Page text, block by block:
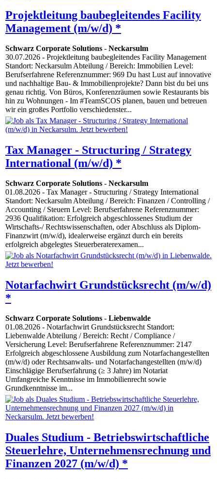
Projektleitung baubegleitendes Facility
Management (m/w/d) *
Schwarz Corporate Solutions - Neckarsulm
30.07.2026 - Projektleitung baubegleitendes Facility Management
Standort: Neckarsulm Abteilung / Bereich: Immobilien Level:
Berufserfahrene Referenznummer: 969 Du hast Lust auf innovative
und nachhaltige Bau- & Immobilienprojekte? Dann bist du bei uns
genau richtig. Von Büros, Konferenzräumen sowie Restaurants bis
hin zu Wohnungen - Im #TeamSCOS planen, bauen und betreuen
wir ein großes Portfolio verschiedenster...
Tax Manager - Structuring / Strategy
International (m/w/d) *
Schwarz Corporate Solutions - Neckarsulm
01.08.2026 - Tax Manager - Structuring / Strategy International
Standort: Neckarsulm Abteilung / Bereich: Finanzen / Controlling /
Accounting / Steuern Level: Berufserfahrene Referenznummer:
2936 Qualifikation: Erfolgreich abgeschlossenes Studium der
Wirtschafts-/ Rechtswissenschaften, oder Abschluss als Diplom-
Finanzwirt (m/w/d), idealerweise ergänzt durch ein bereits
erfolgreich abgelegtes Steuerberaterexamen...
Notarfachwirt Grundstücksrecht (m/w/d)
*
Schwarz Corporate Solutions - Liebenwalde
01.08.2026 - Notarfachwirt Grundstücksrecht Standort:
Liebenwalde Abteilung / Bereich: Recht / Compliance /
Versicherung Level: Berufserfahrene Referenznummer: 2147
Erfolgreich abgeschlossene Ausbildung zum Notarfachangestellten
(m/w/d) oder Rechtsanwalts- und Notarfachangestellten (m/w/d)
Einschlägige Berufserfahrung (≥ 3 Jahre) im Notariat
Umfangreiche Kenntnisse im Immobilienrecht sowie
Grundkenntnisse im...
Duales Studium - Betriebswirtschaftliche
Steuerlehre, Unternehmensrechnung und
Finanzen 2027 (m/w/d) *